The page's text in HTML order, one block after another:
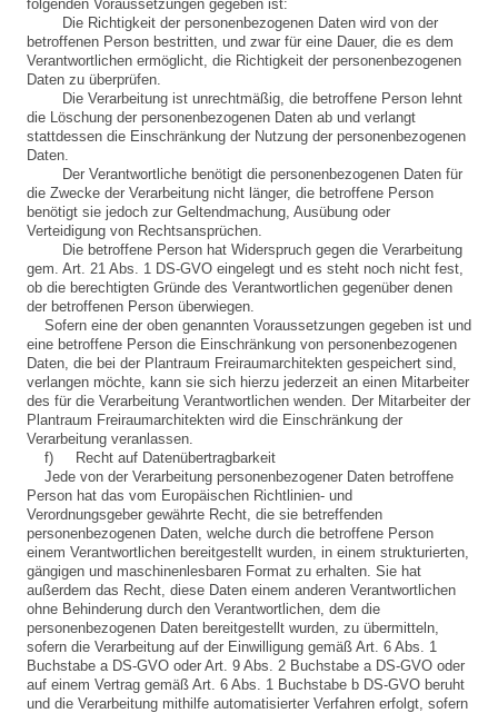
folgenden Voraussetzungen gegeben ist:
Die Richtigkeit der personenbezogenen Daten wird von der
betroffenen Person bestritten, und zwar für eine Dauer, die es dem
Verantwortlichen ermöglicht, die Richtigkeit der personenbezogenen
Daten zu überprüfen.
Die Verarbeitung ist unrechtmäßig, die betroffene Person lehnt
die Löschung der personenbezogenen Daten ab und verlangt
stattdessen die Einschränkung der Nutzung der personenbezogenen
Daten.
Der Verantwortliche benötigt die personenbezogenen Daten für
die Zwecke der Verarbeitung nicht länger, die betroffene Person
benötigt sie jedoch zur Geltendmachung, Ausübung oder
Verteidigung von Rechtsansprüchen.
Die betroffene Person hat Widerspruch gegen die Verarbeitung
gem. Art. 21 Abs. 1 DS-GVO eingelegt und es steht noch nicht fest,
ob die berechtigten Gründe des Verantwortlichen gegenüber denen
der betroffenen Person überwiegen.
Sofern eine der oben genannten Voraussetzungen gegeben ist und
eine betroffene Person die Einschränkung von personenbezogenen
Daten, die bei der Plantraum Freiraumarchitekten gespeichert sind,
verlangen möchte, kann sie sich hierzu jederzeit an einen Mitarbeiter
des für die Verarbeitung Verantwortlichen wenden. Der Mitarbeiter der
Plantraum Freiraumarchitekten wird die Einschränkung der
Verarbeitung veranlassen.
f) Recht auf Datenübertragbarkeit
Jede von der Verarbeitung personenbezogener Daten betroffene
Person hat das vom Europäischen Richtlinien- und
Verordnungsgeber gewährte Recht, die sie betreffenden
personenbezogenen Daten, welche durch die betroffene Person
einem Verantwortlichen bereitgestellt wurden, in einem strukturierten,
gängigen und maschinenlesbaren Format zu erhalten. Sie hat
außerdem das Recht, diese Daten einem anderen Verantwortlichen
ohne Behinderung durch den Verantwortlichen, dem die
personenbezogenen Daten bereitgestellt wurden, zu übermitteln,
sofern die Verarbeitung auf der Einwilligung gemäß Art. 6 Abs. 1
Buchstabe a DS-GVO oder Art. 9 Abs. 2 Buchstabe a DS-GVO oder
auf einem Vertrag gemäß Art. 6 Abs. 1 Buchstabe b DS-GVO beruht
und die Verarbeitung mithilfe automatisierter Verfahren erfolgt, sofern